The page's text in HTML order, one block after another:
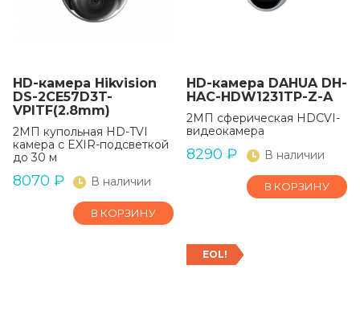
HD-камера Hikvision
DS-2CE57D3T-
VPITF(2.8mm)
2МП купольная HD-TVI
камера с EXIR-подсветкой
до 30 м
8070 ₽ В наличии
В КОРЗИНУ
HD-камера DAHUA DH-
HAC-HDW1231TP-Z-A
2МП сферическая HDCVI-
видеокамера
8290 ₽ В наличии
В КОРЗИНУ
EOL!